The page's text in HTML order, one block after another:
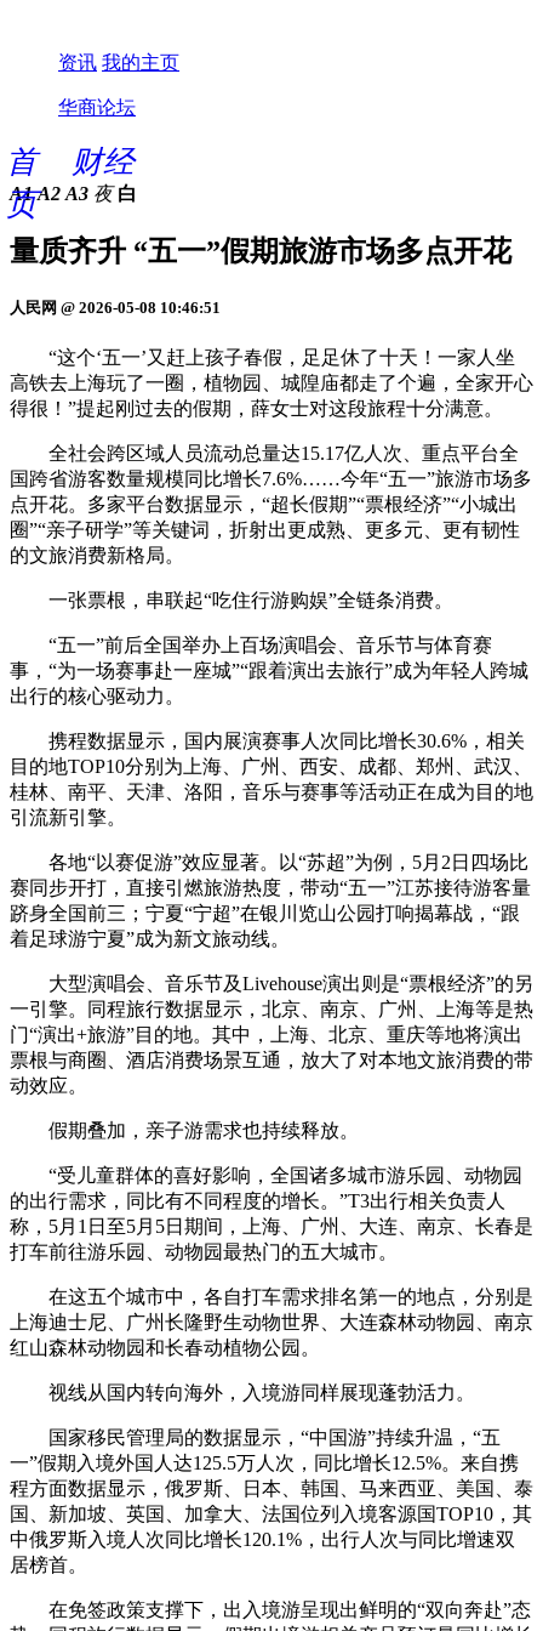
资讯 我的主页
华商论坛
首
页
财经
A1 A2 A3 夜 白
量质齐升 “五一”假期旅游市场多点开花
人民网 @ 2026-05-08 10:46:51
“这个‘五一’又赶上孩子春假，足足休了十天！一家人坐
高铁去上海玩了一圈，植物园、城隍庙都走了个遍，全家开心
得很！”提起刚过去的假期，薛女士对这段旅程十分满意。
全社会跨区域人员流动总量达15.17亿人次、重点平台全
国跨省游客数量规模同比增长7.6%……今年“五一”旅游市场多
点开花。多家平台数据显示，“超长假期”“票根经济”“小城出
圈”“亲子研学”等关键词，折射出更成熟、更多元、更有韧性
的文旅消费新格局。
一张票根，串联起“吃住行游购娱”全链条消费。
“五一”前后全国举办上百场演唱会、音乐节与体育赛
事，“为一场赛事赴一座城”“跟着演出去旅行”成为年轻人跨城
出行的核心驱动力。
携程数据显示，国内展演赛事人次同比增长30.6%，相关
目的地TOP10分别为上海、广州、西安、成都、郑州、武汉、
桂林、南平、天津、洛阳，音乐与赛事等活动正在成为目的地
引流新引擎。
各地“以赛促游”效应显著。以“苏超”为例，5月2日四场比
赛同步开打，直接引燃旅游热度，带动“五一”江苏接待游客量
跻身全国前三；宁夏“宁超”在银川览山公园打响揭幕战，“跟
着足球游宁夏”成为新文旅动线。
大型演唱会、音乐节及Livehouse演出则是“票根经济”的另
一引擎。同程旅行数据显示，北京、南京、广州、上海等是热
门“演出+旅游”目的地。其中，上海、北京、重庆等地将演出
票根与商圈、酒店消费场景互通，放大了对本地文旅消费的带
动效应。
假期叠加，亲子游需求也持续释放。
“受儿童群体的喜好影响，全国诸多城市游乐园、动物园
的出行需求，同比有不同程度的增长。”T3出行相关负责人
称，5月1日至5月5日期间，上海、广州、大连、南京、长春是
打车前往游乐园、动物园最热门的五大城市。
在这五个城市中，各自打车需求排名第一的地点，分别是
上海迪士尼、广州长隆野生动物世界、大连森林动物园、南京
红山森林动物园和长春动植物公园。
视线从国内转向海外，入境游同样展现蓬勃活力。
国家移民管理局的数据显示，“中国游”持续升温，“五
一”假期入境外国人达125.5万人次，同比增长12.5%。来自携
程方面数据显示，俄罗斯、日本、韩国、马来西亚、美国、泰
国、新加坡、英国、加拿大、法国位列入境客源国TOP10，其
中俄罗斯入境人次同比增长120.1%，出行人次与同比增速双
居榜首。
在免签政策支撑下，出入境游呈现出鲜明的“双向奔赴”态